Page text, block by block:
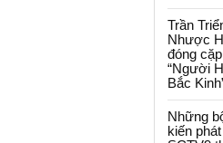
Trần
Nhược
đóng
“Người
Bắc
Những
kiến